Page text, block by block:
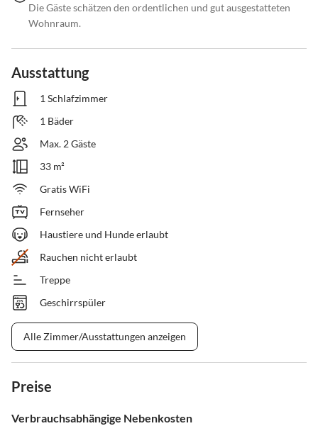
Die Gäste schätzen den ordentlichen und gut ausgestatteten
Wohnraum.
Ausstattung
1 Schlafzimmer
1 Bäder
Max. 2 Gäste
33 m²
Gratis WiFi
Fernseher
Haustiere und Hunde erlaubt
Rauchen nicht erlaubt
Treppe
Geschirrspüler
Alle Zimmer/Ausstattungen anzeigen
Preise
Verbrauchsabhängige Nebenkosten